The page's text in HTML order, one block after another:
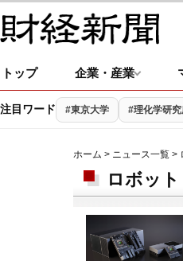
トップ 企業・産業
注目ワード #東京大学 #理化学研究
ホーム > ニュース一覧 >
ロボッ